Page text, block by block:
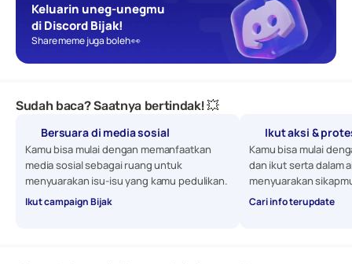
Keluarin uneg-unegmu
di Discord Bijak!
Share meme juga boleh 👀
Sudah baca? Saatnya bertindak! 💥
Bersuara di media sosial
Kamu bisa mulai dengan memanfaatkan
media sosial sebagai ruang untuk
menyuarakan isu-isu yang kamu pedulikan.
Ikut campaign Bijak
Ikut aksi &
Kamu bisa mulai
dan ikut serta dalam
menyuarakan
Cari info terupdate